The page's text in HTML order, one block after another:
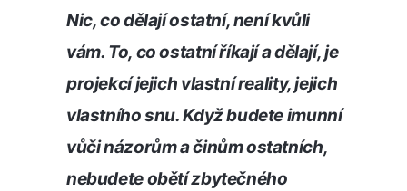
Nic, co dělají ostatní, není kvůli
vám. To, co ostatní říkají a dělají, je
projekcí jejich vlastní reality, jejich
vlastního snu. Když budete imunní
vůči názorům a činům ostatních,
nebudete obětí zbytečného